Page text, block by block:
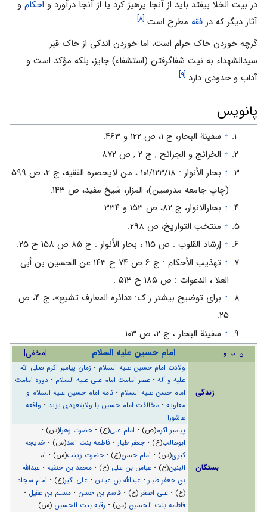
در بیت الخلا بیفتد باید از آنجا پرهیز کرد یا از آنجا درآورد و احکام و
آثار دیگر که در فقه مطرح است.[۸]
گرچه خوردن خاک حرام است، اما خوردن اندکى از خاک قبر
سیدالشهداء به نیت‌ شفاگرفتن (استشفاء) جایز، بلکه مؤکد است و
آداب و حدودى دارد.[۹]
پانویس
↑ سفینة البحار، ج ۱، ص ۱۲۲ و ۴۶۳.
↑ الخرائج و الجرائح‏ , ج ۲ , ص ۸۷۲
↑
بحار الأنوار : ۱۰۱/۱۲۳/۱۸ ، من لایحضره الفقیه، ج ۲، ص ۵۹۹
(چاپ جامعه مدرسین)، المزار، شیخ مفید، ص ۱۴۳.
↑ بحارالانوار، ج ۸۲، ص ۱۵۳ و ۳۳۴.
↑ منتخب التواریخ، ص ۲۹۸.
↑ إرشاد القلوب : ص ۱۱۵ ، بحار الأنوار : ج ۸۵ ص ۱۵۸ ح ۲۵.
↑
تهذیب الأحکام : ج ۶ ص ۷۴ ح ۱۴۳ عن الحسین بن أبی
العلا ، الدعوات : ص ۱۸۵ ح ۵۱۳ .
↑
براى توضیح بیشتر ر.ک: «دائره المعارف تشیع‌»، ج ۴، ص
۲۵.
↑ سفینة البحار ، ج ۲، ص ۱۰۳.
[مخفی] ن ب و امام حسین علیه السلام
زندگی
ولادت امام حسین علیه السلام • زمان پيامبر اکرم صلی الله
علیه و آله• عصر امامت امام علی علیه السلام • دوره امامت
امام حسن علیه السلام • نامه امام حسین علیه السلام و
معاويه• مخالفت امام حسین با ولایتعهدی یزید • واقعه
عاشورا
بستگان
پیامبر اکرم(ص) • امام علی(ع) • حضرت زهرا(س) •
ابوطالب(ع) • جعفر طیار• فاطمه بنت اسد(س) • خدیجه
کبری(س) • امام حسن(ع) • حضرت زینب(س) • ام
البنین(ع) • عباس بن علی (ع) • محمد بن حنفیه• عبدالله
بن جعفر طيار• عبدالله بن عباس • علی اکبر(ع) • امام سجاد
(ع) • علی اصغر (ع) • قاسم بن حسن • مسلم بن عقیل •
فاطمه بنت الحسین (س) • رقیه بنت الحسین (س)